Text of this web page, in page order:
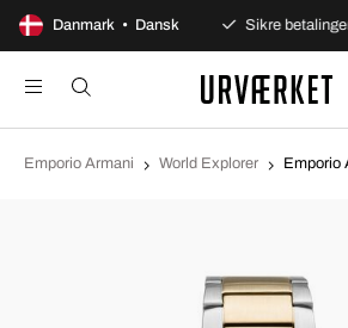
Danmark • Dansk
100 dages åbent køb Sikre betalinger
Emporio Armani World Explorer